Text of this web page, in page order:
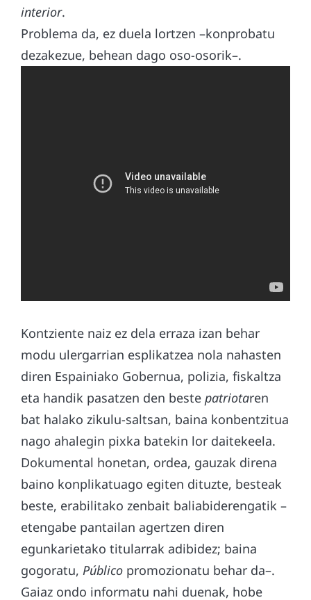
interior.
Problema da, ez duela lortzen –konprobatu
dezakezue, behean dago oso-osorik–.
Kontziente naiz ez dela erraza izan behar
modu ulergarrian esplikatzea nola nahasten
diren Espainiako Gobernua, polizia, fiskaltza
eta handik pasatzen den beste patriotaren
bat halako zikulu-saltsan, baina konbentzitua
nago ahalegin pixka batekin lor daitekeela.
Dokumental honetan, ordea, gauzak direna
baino konplikatuago egiten dituzte, besteak
beste, erabilitako zenbait baliabiderengatik –
etengabe pantailan agertzen diren
egunkarietako titularrak adibidez; baina
gogoratu, Público promozionatu behar da–.
Gaiaz ondo informatu nahi duenak, hobe